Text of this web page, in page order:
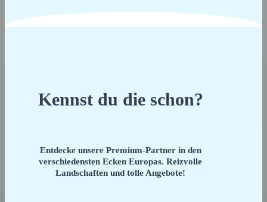
Kennst du die schon?
Entdecke unsere Premium-Partner in den
verschiedensten Ecken Europas. Reizvolle
Landschaften und tolle Angebote!